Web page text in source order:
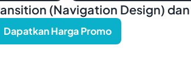
(Navigation Design)
Dapatkan Harga Promo